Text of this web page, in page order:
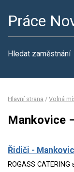
Práce
Hledat zaměstnání
Hlavní strana / Volná
Mankovice
Řidiči -
ROGASS CATERING